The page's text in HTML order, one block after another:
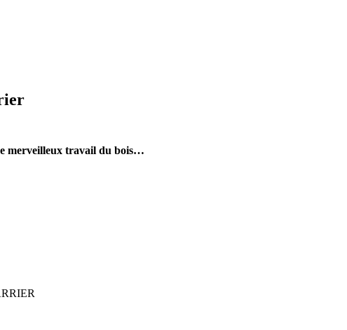
merveilleux travail du bois…